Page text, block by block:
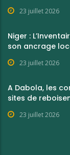
23 juillet 2026
Niger :
son ancrage
23 juillet 2026
A Dabola, les
sites de
23 juillet 2026